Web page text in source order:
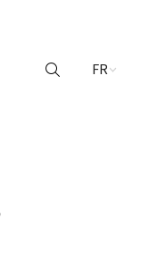
 FR